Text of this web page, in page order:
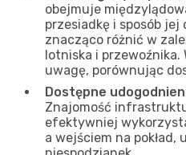
obejmuje
przesiadkę i sposób
znacząco różnić w
lotniska i przewoźnika.
uwagę, porównując
Dostępne
Znajomość
efektywniej
a wejściem na